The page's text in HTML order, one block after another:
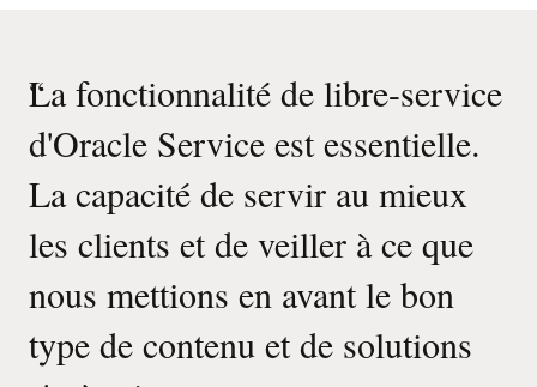
“
La fonctionnalité de libre-service
d'Oracle Service est essentielle.
La capacité de servir au mieux
les clients et de veiller à ce que
nous mettions en avant le bon
type de contenu et de solutions